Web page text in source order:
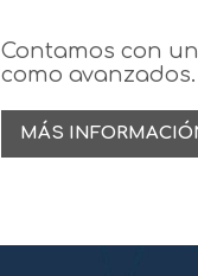
Contamos con
como avanzados.
MÁS